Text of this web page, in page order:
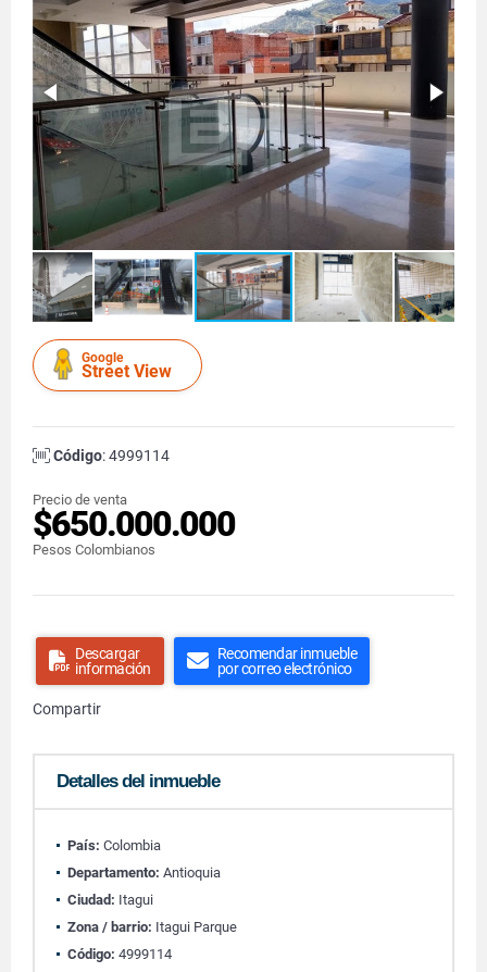
Google
Street View
Código: 4999114
Precio de venta
$650.000.000
Pesos Colombianos
Descargar
información
Recomendar inmueble
por correo electrónico
Compartir
Detalles del inmueble
País: Colombia
Departamento: Antioquia
Ciudad: Itagui
Zona / barrio: Itagui Parque
Código: 4999114